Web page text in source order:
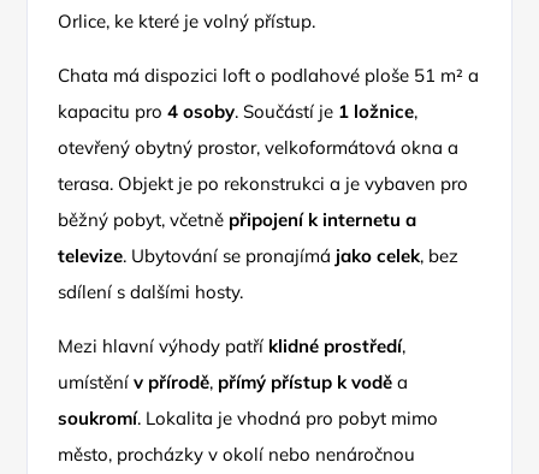
Orlice, ke které je volný přístup.
Chata má dispozici loft o podlahové ploše 51 m² a
kapacitu pro4 osoby. Součástí je 1 ložnice,
otevřený obytný prostor, velkoformátová okna a
terasa. Objekt je po rekonstrukci a je vybaven pro
běžný pobyt, včetně připojení k internetu a
televize. Ubytování se pronajímá jako celek, bez
sdílení s dalšími hosty.
Mezi hlavní výhody patří klidné prostředí,
umístěnív přírodě, přímý přístup k vodě a
soukromí. Lokalita je vhodná pro pobyt mimo
město, procházky v okolí nebo nenáročnou